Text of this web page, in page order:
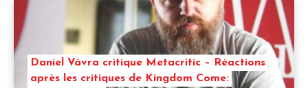
Daniel Vávra critique Metacritic – Réactions
après les critiques de Kingdom Come: